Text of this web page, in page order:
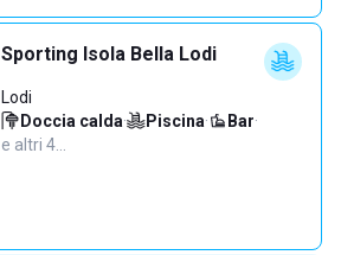
Sporting Isola Bella Lodi
Lodi
Doccia calda· Piscina· Bar·
e altri 4…